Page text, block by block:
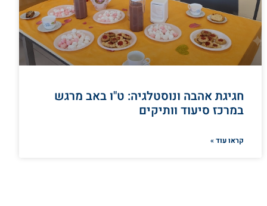
חגיגת אהבה ונוסטלגיה: ט"ו באב מרגש
במרכז סיעוד וותיקים
קראו עוד »